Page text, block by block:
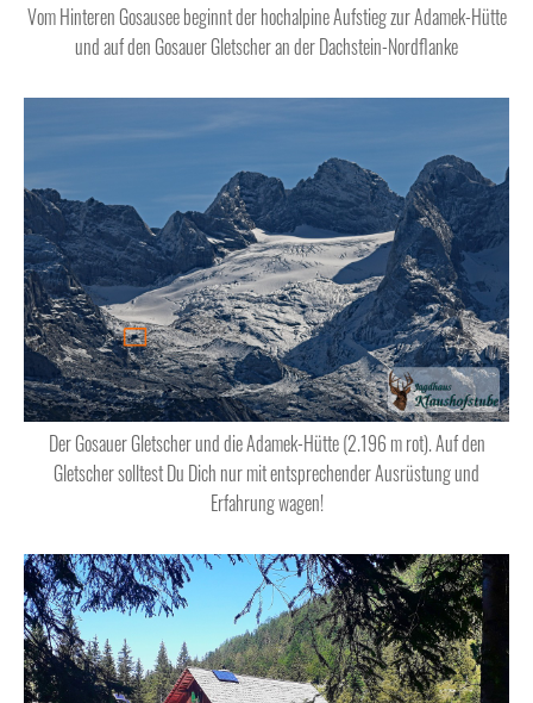
Vom Hinteren Gosausee beginnt der hochalpine Aufstieg zur Adamek-Hütte
und auf den Gosauer Gletscher an der Dachstein-Nordflanke
Der Gosauer Gletscher und die Adamek-Hütte (2.196 m rot). Auf den
Gletscher solltest Du Dich nur mit entsprechender Ausrüstung und
Erfahrung wagen!